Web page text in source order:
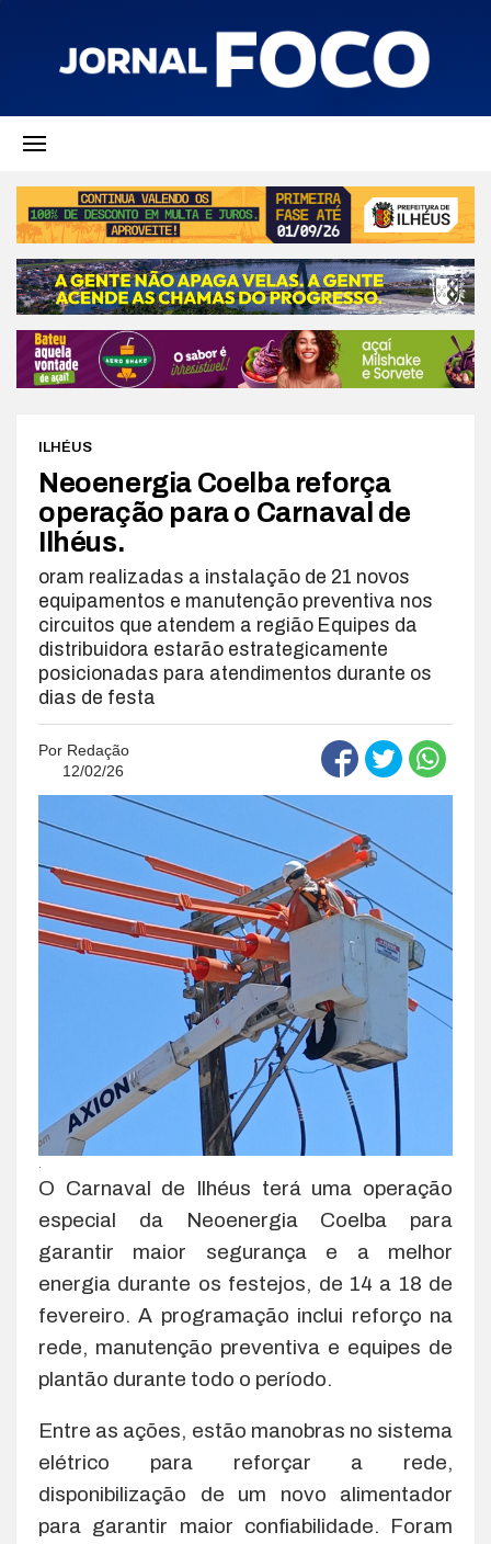
ILHÉUS
Neoenergia Coelba reforça
operação para o Carnaval de
Ilhéus.
oram realizadas a instalação de 21 novos
equipamentos e manutenção preventiva nos
circuitos que atendem a região Equipes da
distribuidora estarão estrategicamente
posicionadas para atendimentos durante os
dias de festa
Por Redação
12/02/26
.
O Carnaval de Ilhéus terá uma operação
especial da Neoenergia Coelba para
garantir maior segurança e a melhor
energia durante os festejos, de 14 a 18 de
fevereiro. A programação inclui reforço na
rede, manutenção preventiva e equipes de
plantão durante todo o período.
Entre as ações, estão manobras no sistema
elétrico para reforçar a rede,
disponibilização de um novo alimentador
para garantir maior confiabilidade. Foram